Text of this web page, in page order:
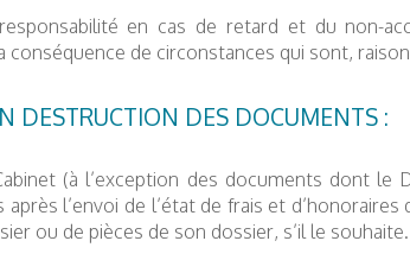
en cas de retard et du non-
conséquence de circonstances qui sont,
DESTRUCTION DES DOCUMENTS :
(à l’exception des documents dont le
après l’envoi de l’état de frais et
ou de pièces de son dossier, s’il le souhaite.